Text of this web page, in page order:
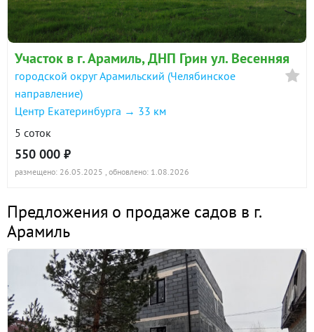
Участок в г. Арамиль, ДНП Грин ул. Весенняя
городской округ Арамильский (Челябинское
направление)
Центр Екатеринбурга → 33 км
5 соток
550 000 ₽
размещено: 26.05.2025 , обновлено: 1.08.2026
Предложения о продаже садов в г.
Арамиль